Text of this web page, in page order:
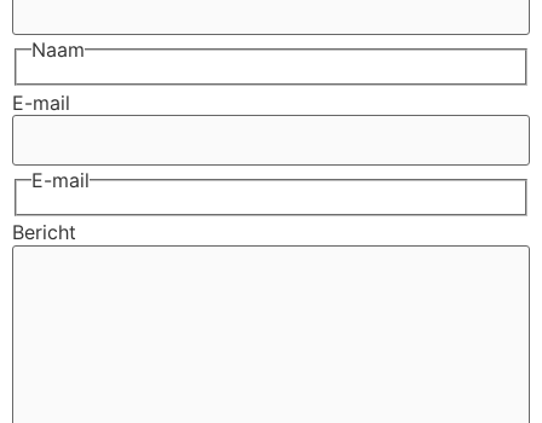
Naam
E-mail
E-mail
Bericht